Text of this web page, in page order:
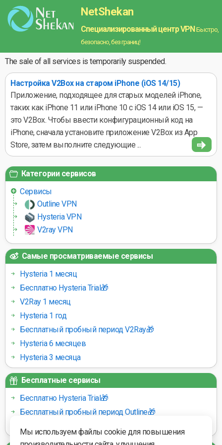
Мы используем файлы cookie для повышения
NetShekan
Специализированный центр VPN Быстро,
безопасно, без границ!
The sale of all services is temporarily suspended.
Настройка V2Box на старом iPhone (iOS 14/15)
Приложение, подходящее для старых моделей iPhone,
таких как iPhone 11 или iPhone 10 с iOS 14 или iOS 15, —
это V2Box. Чтобы ввести конфигурационный код на
iPhone, сначала установите приложение V2Box из App
Store, затем выполните следующие ...
Категории сервисов
Сервисы
Outline VPN
Hysteria VPN
V2ray VPN
Самые просматриваемые сервисы
Hysteria 1 месяц
Бесплатно Hysteria Trial🎁
V2Ray 1 месяц
Hysteria 1 год
Бесплатный пробный период V2Ray🎁
Hysteria 6 месяцев
Hysteria 3 месяца
Бесплатные сервисы
Бесплатно Hysteria Trial🎁
Бесплатный пробный период Outline🎁
Бесплатный пробный период V2Ray🎁